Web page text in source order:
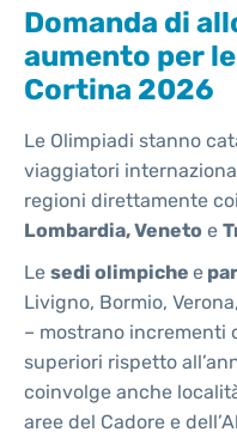
Domanda di
aumento per
Cortina 2026
Le Olimpiadi stanno
viaggiatori
regioni direttamente
Lombardia, Veneto e
Le sedi olimpiche e
Livigno, Bormio,
– mostrano incrementi
superiori rispetto
coinvolge anche
aree del Cadore e